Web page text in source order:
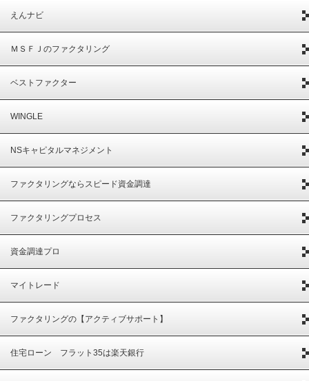
えんナビ
ＭＳＦＪのファクタリング
ベストファクター
WINGLE
NSキャピタルマネジメント
ファクタリングならスピード資金調達
ファクタリングプロセス
資金調達プロ
マイトレード
ファクタリングの【アクティブサポート】
住宅ローン フラット35は楽天銀行